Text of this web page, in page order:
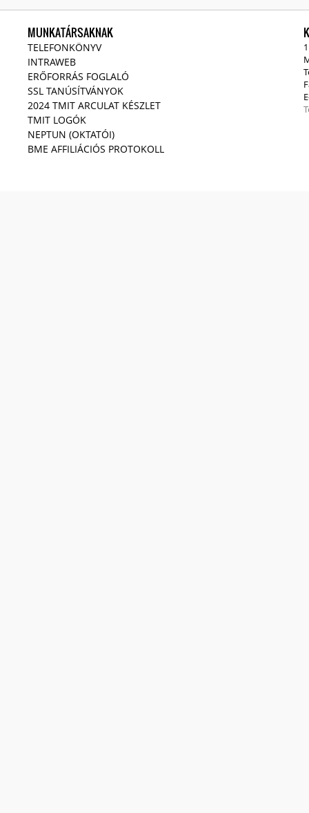
MUNKATÁRSAKNAK
TELEFONKÖNYV
INTRAWEB
ERŐFORRÁS FOGLALÓ
SSL TANÚSÍTVÁNYOK
2024 TMIT ARCULAT KÉSZLET
TMIT LOGÓK
NEPTUN (OKTATÓI)
BME AFFILIÁCIÓS PROTOKOLL